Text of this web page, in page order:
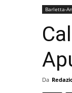
Barletta-
Da